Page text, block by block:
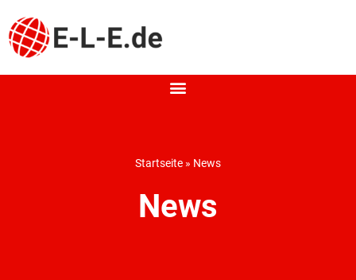
Startseite » News
News